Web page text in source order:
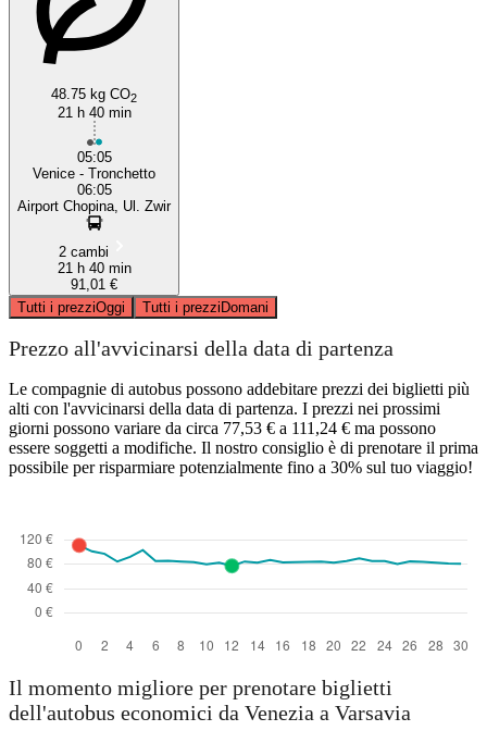
48.75 kg CO2
21 h 40 min
05:05
Venice - Tronchetto
06:05
Airport Chopina, Ul. Zwir
2 cambi
21 h 40 min
91,01 €
Tutti i prezziOggi Tutti i prezziDomani
Prezzo all'avvicinarsi della data di partenza
Le compagnie di autobus possono addebitare prezzi dei biglietti più
alti con l'avvicinarsi della data di partenza. I prezzi nei prossimi
giorni possono variare da circa 77,53 € a 111,24 € ma possono
essere soggetti a modifiche. Il nostro consiglio è di prenotare il prima
possibile per risparmiare potenzialmente fino a 30% sul tuo viaggio!
Il momento migliore per prenotare biglietti
dell'autobus economici da Venezia a Varsavia